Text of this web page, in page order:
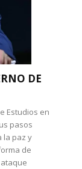
DE
Estudios en
pasos
la paz y
de